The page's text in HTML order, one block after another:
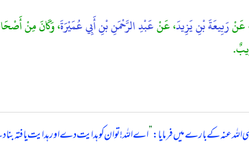
عَنْرَبِيعَةَ بْنِ يَزِيدَ، عَنْعَبْدِ الرَّحْمَنِ بْنِ أَبِي عُمَيْرَةَ، وَكَانَ مِنْ
عنہ کے بارے میں فرمایا:”اے اللہ! تو ان کو ہدایت دے اور ہدایت یافتہ